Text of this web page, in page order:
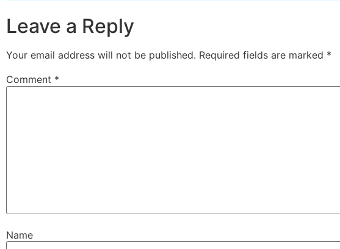
Leave a Reply
Your email address will not be published. Required fields are marked *
Comment *
Name